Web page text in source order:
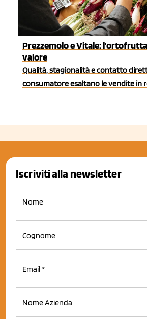
Prezzemolo e Vitale:
valore
Qualità, stagionalità e contatto
consumatore esaltano le vendite in
Iscriviti alla newsletter